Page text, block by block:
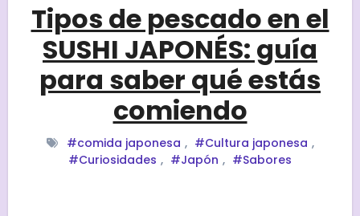
Tipos de pescado en el
SUSHI JAPONÉS: guía
para saber qué estás
comiendo
#comida japonesa , #Cultura japonesa ,
#Curiosidades , #Japón , #Sabores